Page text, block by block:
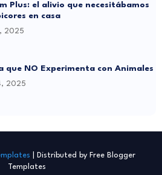
Plus: el alivio que necesitábamos
en casa
2025
que NO Experimenta con Animales
2025
| Distributed by Free Blogger
Templates